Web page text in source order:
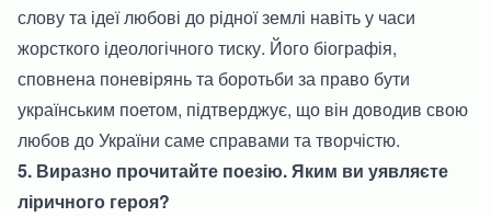
слову та ідеї любові до рідної землі навіть у часи
жорсткого ідеологічного тиску. Його біографія,
сповнена поневірянь та боротьби за право бути
українським поетом, підтверджує, що він доводив свою
любов до України саме справами та творчістю.
5. Виразно прочитайте поезію. Яким ви уявляєте
ліричного героя?